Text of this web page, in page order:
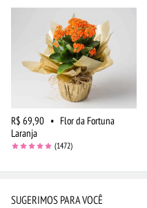
R$ 69,90 • Flor da Fortuna
Laranja
(1472)
SUGERIMOS PARA VOCÊ